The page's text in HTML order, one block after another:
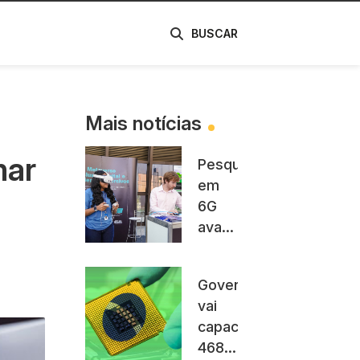
BUSCAR
Mais notícias
Pesquisas
em
6G
avançam
Gerais
com
apoio
da
Governo
vai
capacitar
468